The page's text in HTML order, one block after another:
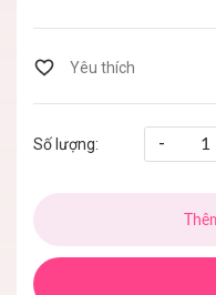
Số lượng: -